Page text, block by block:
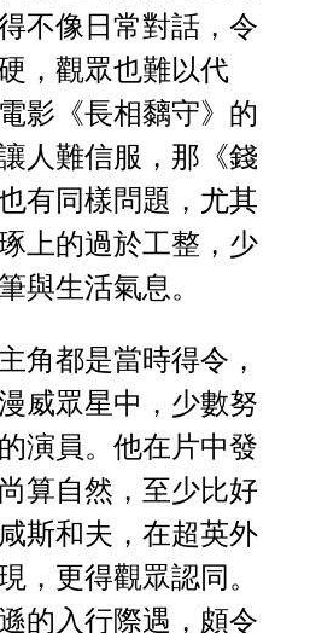
不像日常對話，令
，觀眾也難以代
影《長相黐守》的
人難信服，那《錢
有同樣問題，尤其
上的過於工整，少
與生活氣息。
角都是當時得令，
威眾星中，少數努
演員。他在片中發
算自然，至少比好
斯和夫，在超英外
，更得觀眾認同。
的入行際遇，頗令